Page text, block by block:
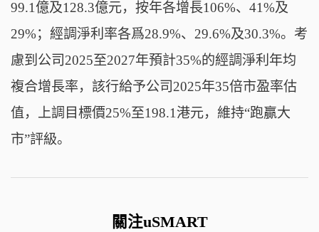
99.1億及128.3億元，按年各增長106%、41%及
29%；經調淨利率各爲28.9%、29.6%及30.3%。考
慮到公司2025至2027年預計35%的經調淨利年均
複合增長率，該行給予公司2025年35倍市盈率估
值，上調目標價25%至198.1港元，維持“跑贏大
市”評級。
關注uSMART